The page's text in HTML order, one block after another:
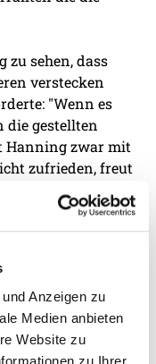
Anzeigen zu
Medien anbieten
Website zu
zu Ihrer
zu sehen, dass
verstecken
"Wenn es
die gestellten
Hanning zwar mit
zufrieden, freut
beim 34:23. Als
der Jugend-
gut schon
Teil der
Schul-
wertvolle